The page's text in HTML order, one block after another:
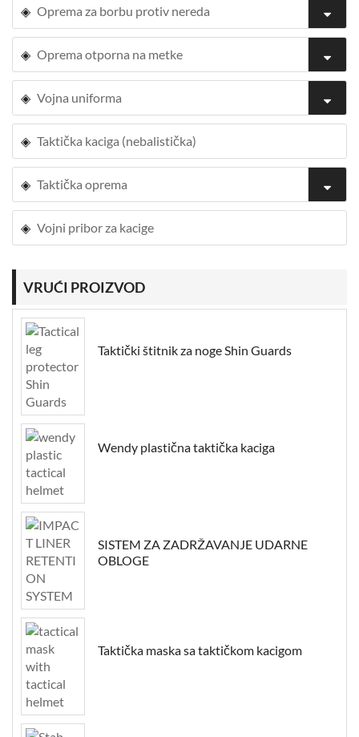
Oprema za borbu protiv nereda
Oprema otporna na metke
Vojna uniforma
Taktička kaciga (nebalistička)
Taktička oprema
Vojni pribor za kacige
VRUĆI PROIZVOD
Taktički štitnik za noge Shin Guards
Wendy plastična taktička kaciga
SISTEM ZA ZADRŽAVANJE UDARNE
OBLOGE
Taktička maska sa taktičkom kacigom